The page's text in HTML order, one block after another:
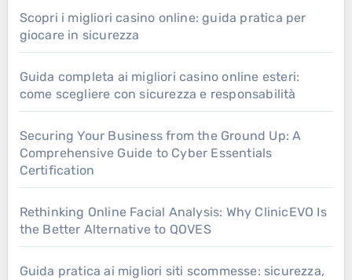
Scopri i migliori casino online: guida pratica per
giocare in sicurezza
Guida completa ai migliori casino online esteri:
come scegliere con sicurezza e responsabilità
Securing Your Business from the Ground Up: A
Comprehensive Guide to Cyber Essentials
Certification
Rethinking Online Facial Analysis: Why ClinicEVO Is
the Better Alternative to QOVES
Guida pratica ai migliori siti scommesse: sicurezza,